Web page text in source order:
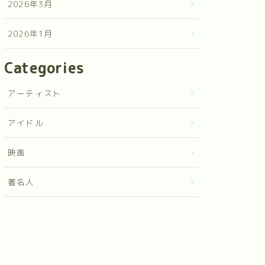
2026年3月
2026年1月
Categories
アーティスト
アイドル
映画
著名人